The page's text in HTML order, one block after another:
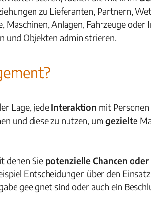
zu Lieferanten, Partnern,
Anlagen, Fahrzeuge
und Objekten administrieren.
Lage, jede Interaktion mit
und diese zu nutzen, um gezielte
denen Sie potenzielleChancen
Entscheidungen über den
geeignet sind oder auch ein